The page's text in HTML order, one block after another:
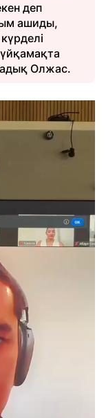
деп
ашиды,
Олжас.